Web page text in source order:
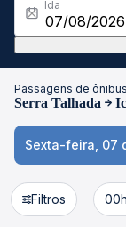
Ida
Passagens de ônibus
Serra Talhada
Sexta-feira, 07
Filtros